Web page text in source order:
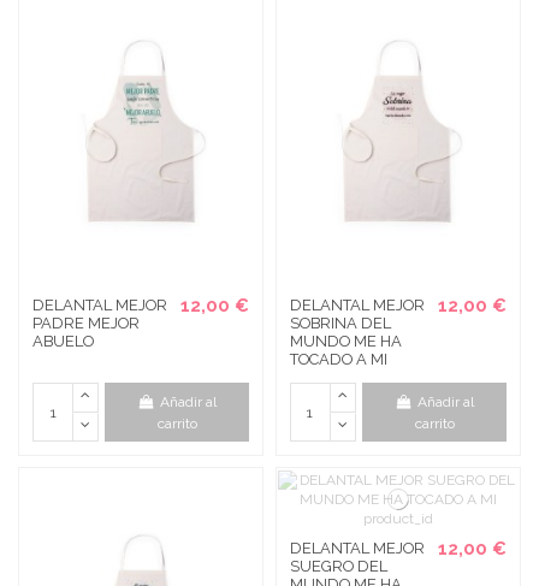
DELANTAL MEJOR
PADRE MEJOR
ABUELO
12,00 €
Añadir al
carrito
DELANTAL MEJOR
SOBRINA DEL
MUNDO ME HA
TOCADO A MI
12,00 €
Añadir al
carrito
DELANTAL MEJOR
SUEGRO DEL
12,00 €